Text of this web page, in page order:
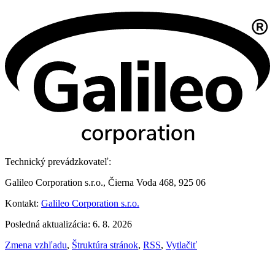
Technický prevádzkovateľ:
Galileo Corporation s.r.o., Čierna Voda 468, 925 06
Kontakt: Galileo Corporation s.r.o.
Posledná aktualizácia: 6. 8. 2026
Zmena vzhľadu, Štruktúra stránok, RSS, Vytlačiť